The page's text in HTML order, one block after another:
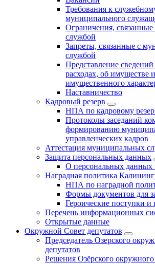
Требования к
муниципального
Ограничения,
службой
Запреты, связанные с
службой
Представление сведений
расходах, об имуществе
имущественного
Наставничество
Кадровый резерв
НПА по кадровому
Протоколы заседаний
формированию
управленческих кадров
Аттестация муниципальных
Защита персональных данных
О персональных данных
Наградная политика
НПА по наградной
Формы документов для
Героические поступки и
Перечень информационных
Открытые данные
Окружной Совет депутатов
Председатель Озерского
депутатов
Решения Озёрского окружного